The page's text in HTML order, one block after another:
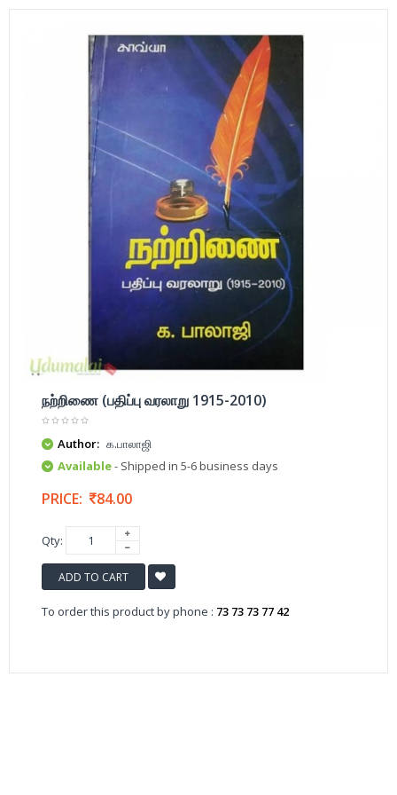
நற்றிணை (பதிப்பு வரலாறு 1915-2010)
Author: க.பாலாஜி
Available- Shipped in 5-6 business days
PRICE: 84.00
Qty:
ADD TO CART
To order this product by phone : 73 73 73 77 42